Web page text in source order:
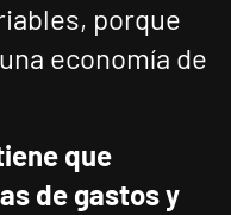
porque
economía de
que
de gastos y